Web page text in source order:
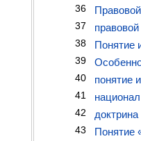
36
37
38 Понятие
39
40 понятие
41
42
43 Понятие